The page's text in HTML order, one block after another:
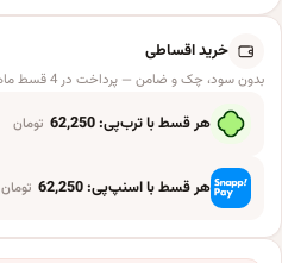
خرید اقساطی
بدون سود، چک و ضامن — پرداخت در 4 قسط ماهانه
هر قسط با ترب‌پی:62,250 تومان
هر قسط با اسنپ‌پی:62,250 تومان